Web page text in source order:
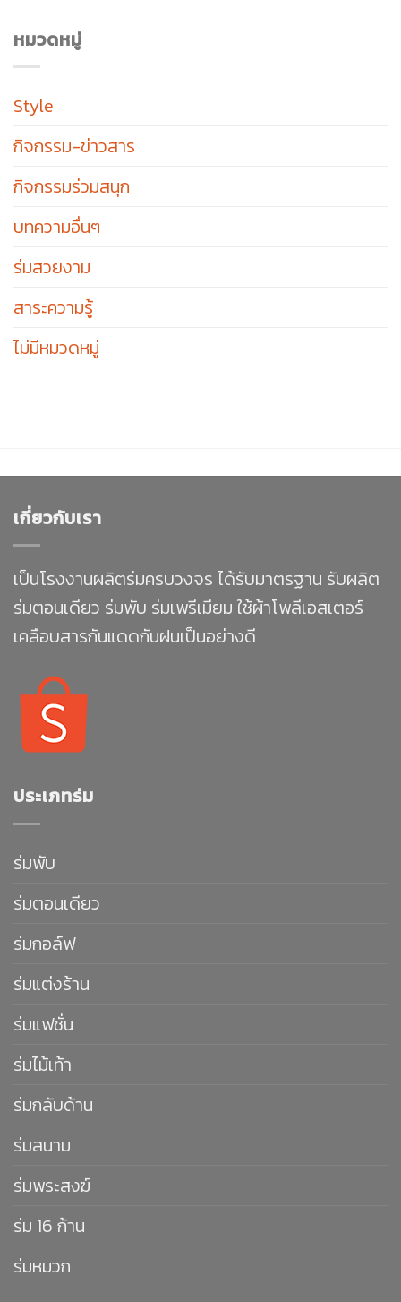
หมวดหมู่
Style
กิจกรรม-ข่าวสาร
กิจกรรมร่วมสนุก
บทความอื่นๆ
ร่มสวยงาม
สาระความรู้
ไม่มีหมวดหมู่
เกี่ยวกับเรา
เป็นโรงงานผลิตร่มครบวงจร ได้รับมาตรฐาน รับผลิต
ร่มตอนเดียว ร่มพับ ร่มเพรีเมียม ใช้ผ้าโพลีเอสเตอร์
เคลือบสารกันแดดกันฝนเป็นอย่างดี
ประเภทร่ม
ร่มพับ
ร่มตอนเดียว
ร่มกอล์ฟ
ร่มแต่งร้าน
ร่มแฟชั่น
ร่มไม้เท้า
ร่มกลับด้าน
ร่มสนาม
ร่มพระสงฆ์
ร่ม 16 ก้าน
ร่มหมวก